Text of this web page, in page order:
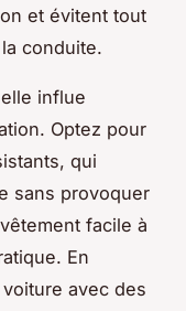
et évitent tout
conduite.
influe
Optez pour
qui
sans provoquer
facile à
En
avec des